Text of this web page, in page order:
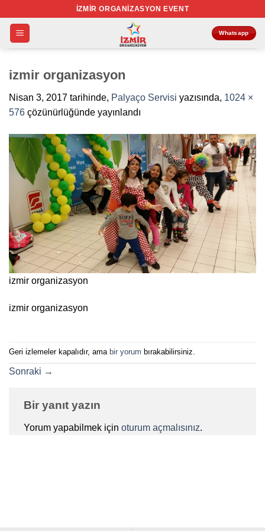
atla
İZMIR ORGANIZASYON EVENT
Whatsapp
izmir organizasyon
Nisan 3, 2017 tarihinde, Palyaço Servisi yazısında, 1024 ×
576 çözünürlüğünde yayınlandı
izmir organizasyon
izmir organizasyon
Geri izlemeler kapalıdır, ama bir yorum bırakabilirsiniz.
Sonraki →
Bir yanıt yazın
Yorum yapabilmek için oturum açmalısınız.